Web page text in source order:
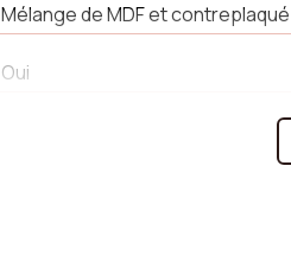
Mélange de MDF et contreplaqué
Oui